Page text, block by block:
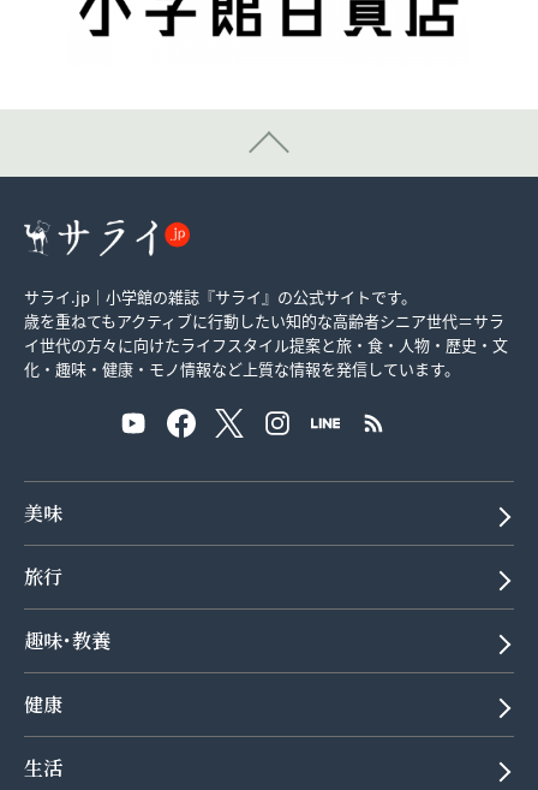
サライ.jp｜小学館の雑誌『サライ』の公式サイトです。
歳を重ねてもアクティブに行動したい知的な高齢者シニア世代＝サラ
イ世代の方々に向けたライフスタイル提案と旅・食・人物・歴史・文
化・趣味・健康・モノ情報など上質な情報を発信しています。
美味
旅行
趣味･教養
健康
生活